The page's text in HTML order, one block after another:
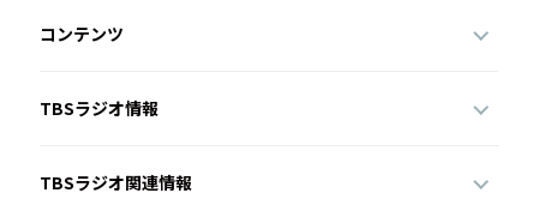
コンテンツ
TBSラジオ情報
TBSラジオ関連情報